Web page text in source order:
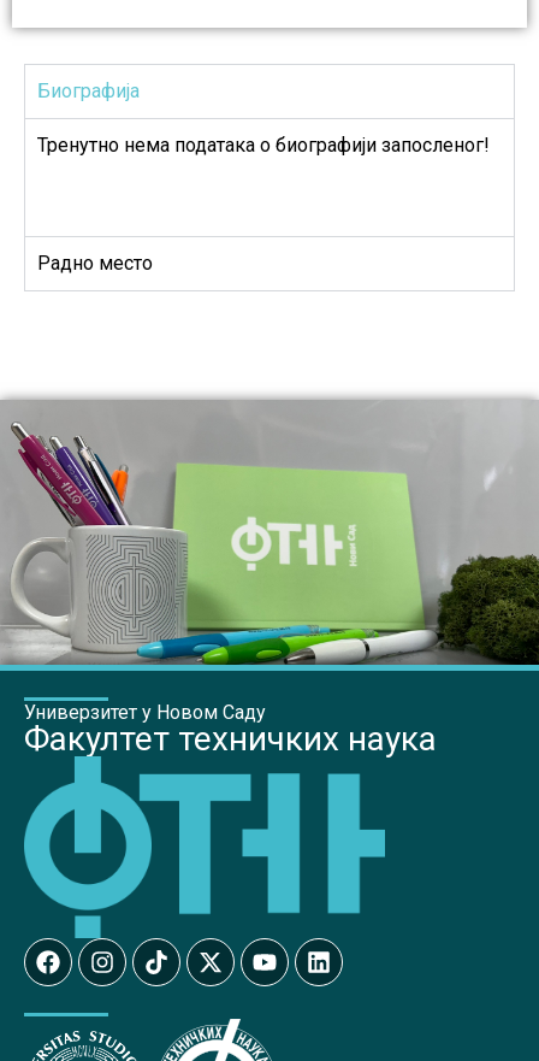
Биографија
Тренутно нема података о биографији запосленог!
Радно место
Универзитет у Новом Саду
Факултет техничких наука